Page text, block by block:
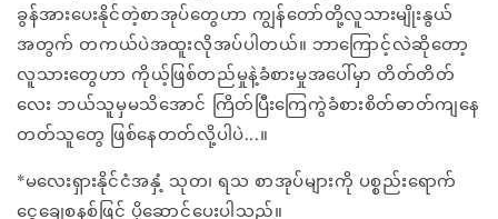
ခွန်အားပေးနိုင်တဲ့စာအုပ်တွေဟာ ကျွန်တော်တို့လူသားမျိုးနွယ်
အတွက် တကယ်ပဲအထူးလိုအပ်ပါတယ်။ ဘာကြောင့်လဲဆိုတော့
လူသားတွေဟာ ကိုယ့်ဖြစ်တည်မှုနဲ့ခံစားမှုအပေါ်မှာ တိတ်တိတ်
လေး ဘယ်သူမှမသိအောင် ကြိတ်ပြီးကြေကွဲခံစားစိတ်ဓာတ်ကျနေ
တတ်သူတွေ ဖြစ်နေတတ်လို့ပါပဲ...။
*မလေးရှားနိုင်ငံအနှံ့ သုတ၊ ရသ စာအုပ်များကို ပစ္စည်းရောက်
ငွေချေစနစ်ဖြင့် ပို့ဆောင်ပေးပါသည်။